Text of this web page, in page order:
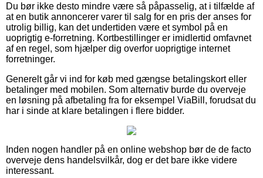
Du bør ikke desto mindre være så påpasselig, at i tilfælde af
at en butik annoncerer varer til salg for en pris der anses for
utrolig billig, kan det undertiden være et symbol på en
uoprigtig e-forretning. Kortbestillinger er imidlertid omfavnet
af en regel, som hjælper dig overfor uoprigtige internet
forretninger.
Generelt går vi ind for køb med gængse betalingskort eller
betalinger med mobilen. Som alternativ burde du overveje
en løsning på afbetaling fra for eksempel ViaBill, forudsat du
har i sinde at klare betalingen i flere bidder.
Inden nogen handler på en online webshop bør de de facto
overveje dens handelsvilkår, dog er det bare ikke videre
interessant.